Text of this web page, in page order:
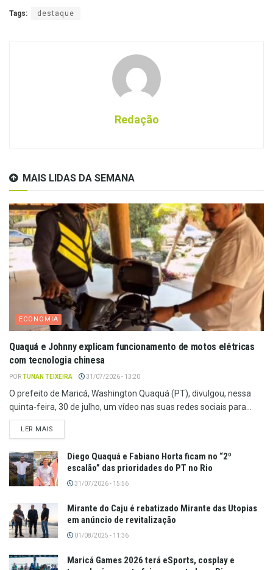
Tags: destaque
Redação
MAIS LIDAS DA SEMANA
ECONOMIA
Quaquá e Johnny explicam funcionamento de motos elétricas
com tecnologia chinesa
POR TUNAN TEIXEIRA 31/07/2026 - 13:20
O prefeito de Maricá, Washington Quaquá (PT), divulgou, nessa
quinta-feira, 30 de julho, um vídeo nas suas redes sociais para...
LER MAIS
Diego Quaquá e Fabiano Horta ficam no “2º
escalão” das prioridades do PT no Rio
31/07/2026 - 15:56
Mirante do Caju é rebatizado Mirante das Utopias
em anúncio de revitalização
01/08/2025 - 11:36
Maricá Games 2026 terá eSports, cosplay e